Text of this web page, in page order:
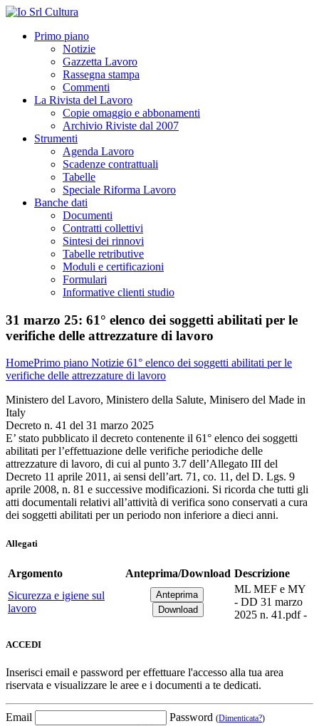
Primo piano
Notizie
Gazzetta Lavoro
Rassegna stampa
Commenti
La Rivista del Lavoro
Copie omaggio e abbonamenti
Archivio Riviste dal 2007
Strumenti
Agenda Lavoro
Scadenze contrattuali
Tabelle
Speciale Riforma Lavoro
Banche dati
Documenti
Contratti collettivi
Sintesi dei rinnovi
Tabelle retributive
Moduli e certificazioni
Formulari
Informative clienti studio
31 marzo 25: 61° elenco dei soggetti abilitati per le
verifiche delle attrezzature di lavoro
HomePrimo piano Notizie 61° elenco dei soggetti abilitati per le
verifiche delle attrezzature di lavoro
Ministero del Lavoro, Ministero della Salute, Minisero del Made in
Italy
Decreto n. 41 del 31 marzo 2025
E’ stato pubblicato il decreto contenente il 61° elenco dei soggetti
abilitati per l’effettuazione delle verifiche periodiche delle
attrezzature di lavoro, di cui al punto 3.7 dell’Allegato III del
Decreto 11 aprile 2011, ai sensi dell’art. 71, co. 11, del D. Lgs. 9
aprile 2008, n. 81 e successive modificazioni. Si ricorda che tutti gli
atti documentali relativi all’attività di verifica sono conservati a cura
dei soggetti abilitati per un periodo non inferiore a dieci anni.
Allegati
Argomento Anteprima/Download Descrizione
Sicurezza e igiene sul
lavoro
ML MEF e MY
- DD 31 marzo
2025 n. 41.pdf -
ACCEDI
Inserisci email e password per effettuare l'accesso alla tua area
riservata e visualizzare le aree e i documenti a te dedicati.
Email Password (Dimenticata?)